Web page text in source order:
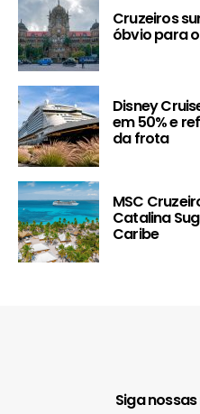
Cruzeiros
óbvio para
Disney
em 50% e
da frota
MSC
Catalina
Caribe
Siga